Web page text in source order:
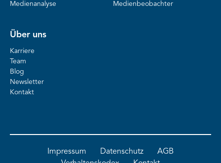
Medienanalyse
Medienbeobachter
Über uns
Karriere
Team
Blog
Newsletter
Kontakt
Impressum Datenschutz
AGB